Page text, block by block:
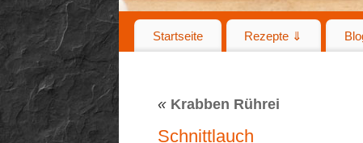
Startseite Rezepte ⇓
« Krabben Rührei
Schnittlauch